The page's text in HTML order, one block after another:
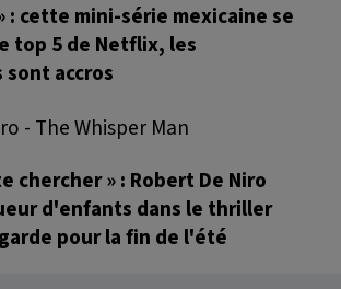
: cette mini-série mexicaine se
top 5 de Netflix, les
accros
chercher » : Robert De Niro
d'enfants dans le thriller
pour la fin de l'été